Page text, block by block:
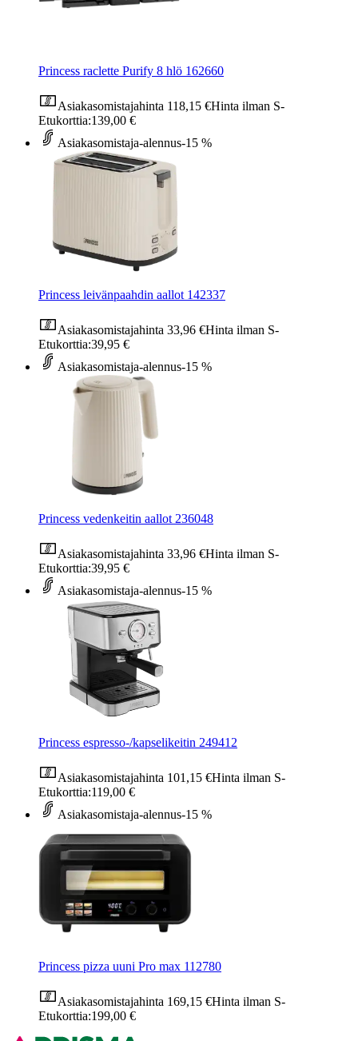
Princess raclette Purify 8 hlö 162660
Asiakasomistajahinta 118,15 €Hinta ilman S-
Etukorttia:139,00 €
Asiakasomistaja-alennus-15 %
Princess leivänpaahdin aallot 142337
Asiakasomistajahinta 33,96 €Hinta ilman S-
Etukorttia:39,95 €
Asiakasomistaja-alennus-15 %
Princess vedenkeitin aallot 236048
Asiakasomistajahinta 33,96 €Hinta ilman S-
Etukorttia:39,95 €
Asiakasomistaja-alennus-15 %
Princess espresso-/kapselikeitin 249412
Asiakasomistajahinta 101,15 €Hinta ilman S-
Etukorttia:119,00 €
Asiakasomistaja-alennus-15 %
Princess pizza uuni Pro max 112780
Asiakasomistajahinta 169,15 €Hinta ilman S-
Etukorttia:199,00 €